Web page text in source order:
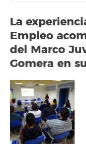
La
Empleo
del Marco
Gomera en